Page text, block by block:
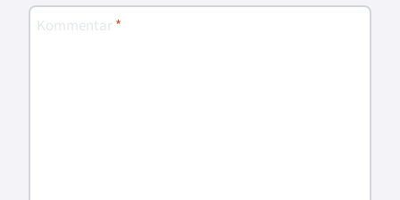
Kommentar *